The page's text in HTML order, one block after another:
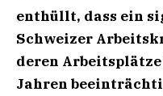
enthüllt, dass ein
Schweizer
deren
Jahren